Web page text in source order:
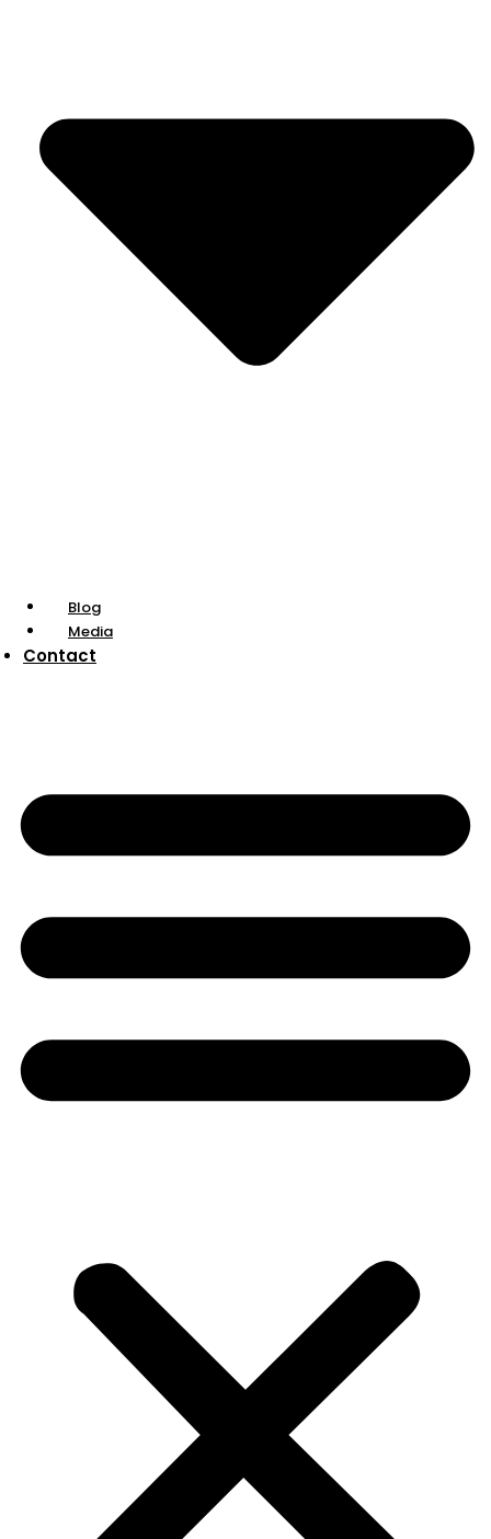
Blog
Media
Contact